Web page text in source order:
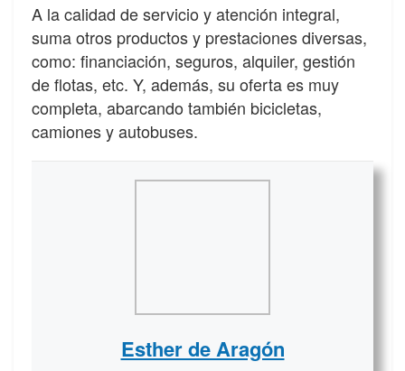
A la calidad de servicio y atención integral,
suma otros productos y prestaciones diversas,
como: financiación, seguros, alquiler, gestión
de flotas, etc. Y, además, su oferta es muy
completa, abarcando también bicicletas,
camiones y autobuses.
Esther de Aragón